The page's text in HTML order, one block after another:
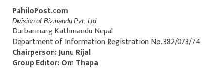
PahiloPost.com
Division of Bizmandu Pvt. Ltd.
Durbarmarg Kathmandu Nepal
Department of Information Registration No. 382/073/74
Chairperson: Junu Rijal
Group Editor: Om Thapa